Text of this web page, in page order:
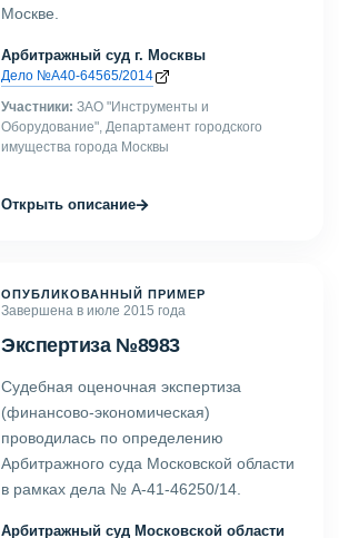
Москве.
Арбитражный суд г. Москвы
Дело №А40-64565/2014
Участники: ЗАО "Инструменты и
Оборудование", Департамент городского
имущества города Москвы
Открыть описание→
ОПУБЛИКОВАННЫЙ ПРИМЕР
Завершена в июле 2015 года
Экспертиза №8983
Судебная оценочная экспертиза
(финансово-экономическая)
проводилась по определению
Арбитражного суда Московской области
в рамках дела № А-41-46250/14.
Арбитражный суд Московской области